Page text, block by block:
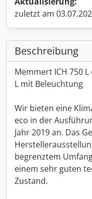
zuletzt am
Beschreibung
Memmert ICH 750 L
L mit Beleuchtung
Wir bieten eine
eco in der
Jahr 2019 an. Das
begrenztem
einem sehr guten
Zustand.